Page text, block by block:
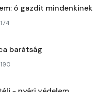
ó gazdit mindenkinek
174
barátság
190